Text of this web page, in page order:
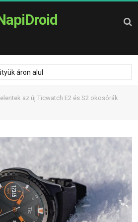
áron alul
az új Ticwatch E2 és S2 okosórák